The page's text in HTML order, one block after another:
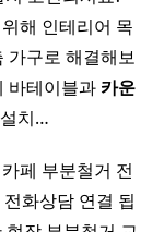
해 인테리어 목
가구로 해결해보
바테이블과 카운
치…
페 부분철거 전
화상담 연결 됩